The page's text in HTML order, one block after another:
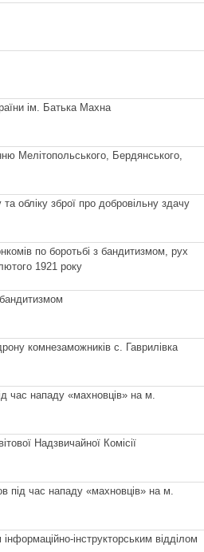
ім. Батька Махна
Мелітопольського, Бердянського,
обліку зброї про добровільну здачу
по боротьбі з бандитизмом, рух
1921 року
комнезаможників с. Гаврилівка
час нападу «махновців» на м.
Надзвичайної Комісії
під час нападу «махновців» на м.
інструкторським відділом